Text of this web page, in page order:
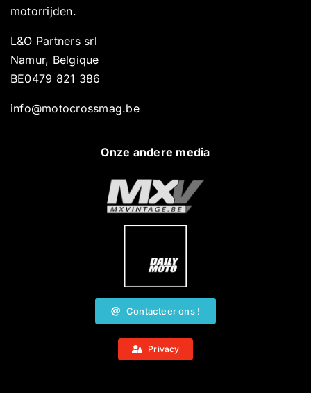
motorrijden.
L&O Partners srl
Namur, Belgique
BE0479 821 386
info@motocrossmag.be
Onze andere media
Contacteer ons !
Privacy